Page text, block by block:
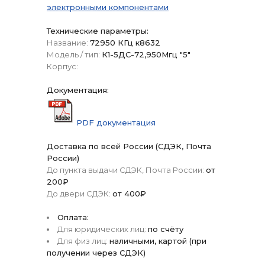
электронными компонентами
Технические параметры:
Название: 72950 КГц к8632
Модель / тип: К1-5ДС-72,950Мгц "5"
Корпус:
Документация:
PDF документация
Доставка по всей России (СДЭК, Почта
России)
До пункта выдачи СДЭК, Почта России: от
200₽
До двери СДЭК: от 400₽
Оплата:
Для юридических лиц: по счёту
Для физ лиц: наличными, картой (при
получении через СДЭК)